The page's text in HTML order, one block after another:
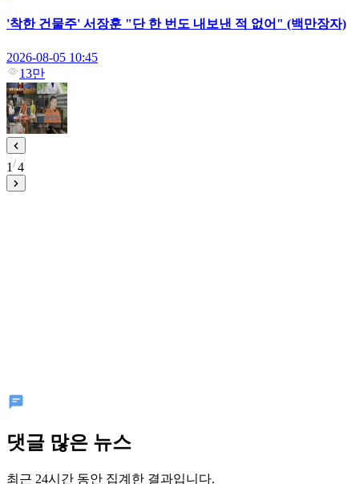
'착한 건물주' 서장훈 "단 한 번도 내보낸 적 없어" (백만장자)
2026-08-05 10:45
13만
1 4
댓글 많은 뉴스
최근 24시간 동안 집계한 결과입니다.